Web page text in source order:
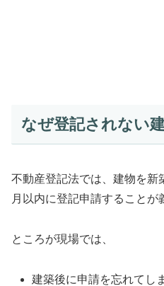
なぜ登記されない
不動産登記法では、建物を新
月以内に登記申請することが
ところが現場では、
建築後に申請を忘れてし